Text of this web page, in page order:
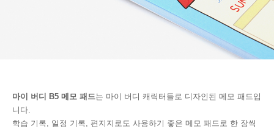
마이 버디 B5 메모 패드는 마이 버디 캐릭터들로 디자인된 메모 패드입
니다.
학습 기록, 일정 기록, 편지지로도 사용하기 좋은 메모 패드로 한 장씩